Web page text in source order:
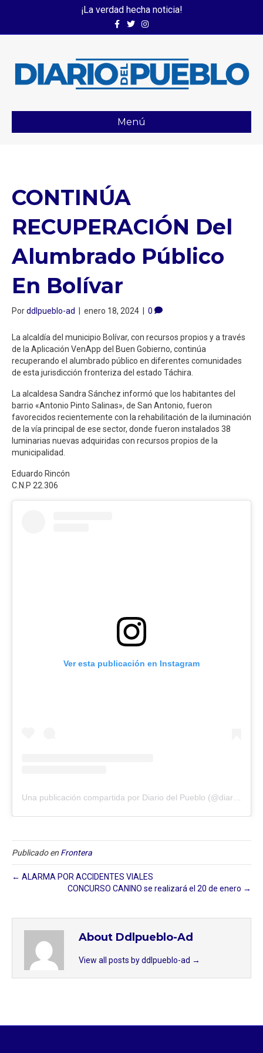
¡La verdad hecha noticia!
FacebookTwitterInstagram
Menú
CONTINÚA
RECUPERACIÓN Del
Alumbrado Público
En Bolívar
Porddlpueblo-ad | enero 18, 2024 | 0
La alcaldía del municipio Bolívar, con recursos propios y a través
de la Aplicación VenApp del Buen Gobierno, continúa
recuperando el alumbrado público en diferentes comunidades
de esta jurisdicción fronteriza del estado Táchira.
La alcaldesa Sandra Sánchez informó que los habitantes del
barrio «Antonio Pinto Salinas», de San Antonio, fueron
favorecidos recientemente con la rehabilitación de la iluminación
de la vía principal de ese sector, donde fueron instalados 38
luminarias nuevas adquiridas con recursos propios de la
municipalidad.
Eduardo Rincón
C.N.P 22.306
Ver esta publicación en Instagram
Publicado en Frontera
← ALARMA POR ACCIDENTES VIALES
CONCURSO CANINO se realizará el 20 de enero →
About Ddlpueblo-Ad
View all posts by ddlpueblo-ad →